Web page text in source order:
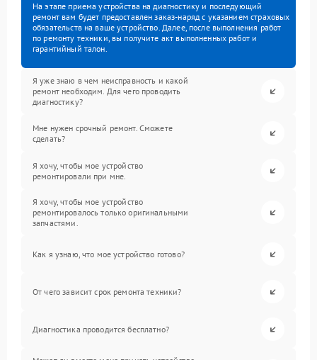
На этапе приема устройства на диагностику и последующий
ремонт вам будет предоставлен заказ-наряд с указанием страховых
обязательств на ваше устройство. Далее, после выполнения работ
по ремонту техники, вы получите акт выполненных работ и
гарантийный талон.
Я уже знаю в чем неисправность и какой
ремонт необходим. Для чего проводить
диагностику?
Мне нужен срочный ремонт. Сможете
сделать?
Я хочу, чтобы мое устройство
ремонтировали при мне.
Я хочу, чтобы мое устройство
ремонтировалось только оригинальными
запчастями.
Как я узнаю, что мое устройство готово?
От чего зависит срок ремонта техники?
Диагностика проводится бесплатно?